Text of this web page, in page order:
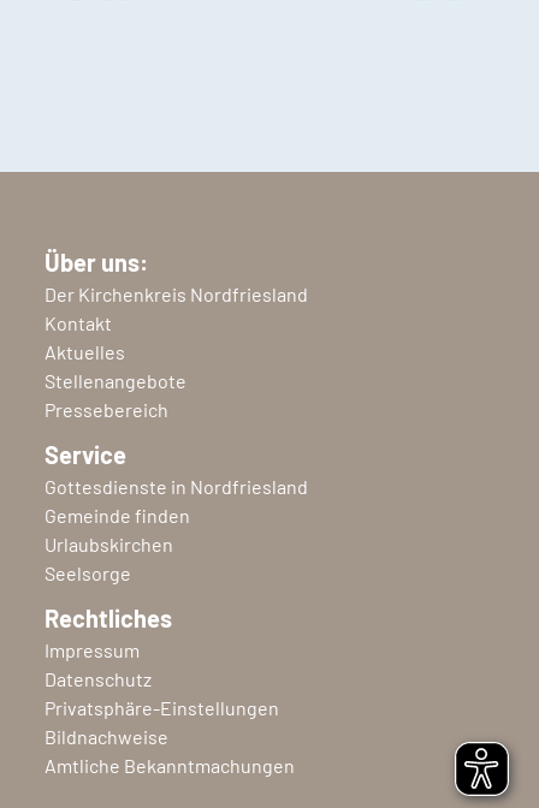
Über uns:
Der Kirchenkreis Nordfriesland
Kontakt
Aktuelles
Stellenangebote
Pressebereich
Service
Gottesdienste in Nordfriesland
Gemeinde finden
Urlaubskirchen
Seelsorge
Rechtliches
Impressum
Datenschutz
Privatsphäre-Einstellungen
Bildnachweise
Amtliche Bekanntmachungen